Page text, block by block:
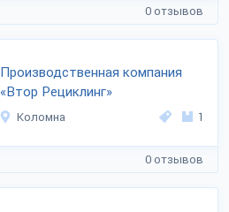
0 отзывов
Производственная компания
«Втор Рециклинг»
Коломна 1
0 отзывов